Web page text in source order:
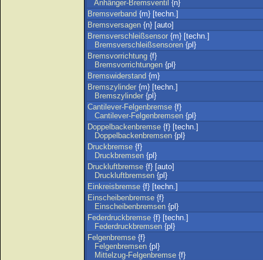
Anhänger-Bremsventil {n}
Bremsverband {m} [techn.]
Bremsversagen {n} [auto]
Bremsverschleißsensor {m} [techn.]
Bremsverschleißsensoren {pl}
Bremsvorrichtung {f}
Bremsvorrichtungen {pl}
Bremswiderstand {m}
Bremszylinder {m} [techn.]
Bremszylinder {pl}
Cantilever-Felgenbremse {f}
Cantilever-Felgenbremsen {pl}
Doppelbackenbremse {f} [techn.]
Doppelbackenbremsen {pl}
Druckbremse {f}
Druckbremsen {pl}
Druckluftbremse {f} [auto]
Druckluftbremsen {pl}
Einkreisbremse {f} [techn.]
Einscheibenbremse {f}
Einscheibenbremsen {pl}
Federdruckbremse {f} [techn.]
Federdruckbremsen {pl}
Felgenbremse {f}
Felgenbremsen {pl}
Mittelzug-Felgenbremse {f}